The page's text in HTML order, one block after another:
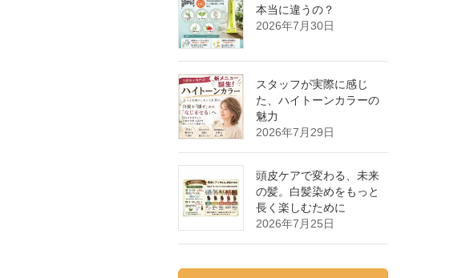
本当に違うの？
2026年7月30日
スタッフが実際に感じ
た、ハイトーンカラーの
魅力
2026年7月29日
頭皮ケアで変わる、未来
の髪。白髪染めをもっと
長く楽しむために
2026年7月25日